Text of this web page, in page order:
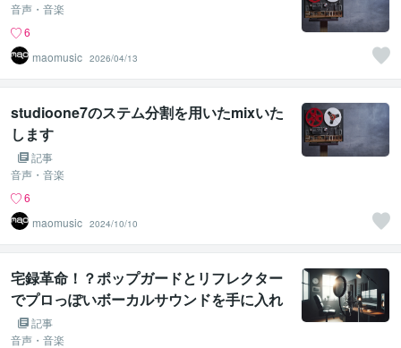
音声・音楽
6
maomusic 2026/04/13
studioone7のステム分割を用いたmixいた
します
記事
音声・音楽
6
maomusic 2024/10/10
宅録革命！？ポップガードとリフレクター
でプロっぽいボーカルサウンドを手に入れ
よう！
記事
音声・音楽